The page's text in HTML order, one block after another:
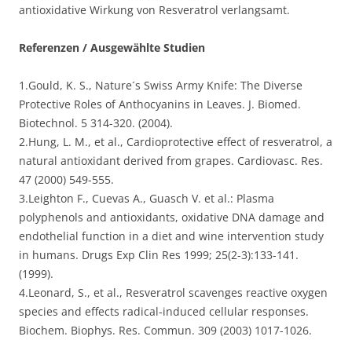
antioxidative Wirkung von Resveratrol verlangsamt.
Referenzen / Ausgewählte Studien
1.Gould, K. S., Nature´s Swiss Army Knife: The Diverse
Protective Roles of Anthocyanins in Leaves. J. Biomed.
Biotechnol. 5 314-320. (2004).
2.Hung, L. M., et al., Cardioprotective effect of resveratrol, a
natural antioxidant derived from grapes. Cardiovasc. Res.
47 (2000) 549-555.
3.Leighton F., Cuevas A., Guasch V. et al.: Plasma
polyphenols and antioxidants, oxidative DNA damage and
endothelial function in a diet and wine intervention study
in humans. Drugs Exp Clin Res 1999; 25(2-3):133-141.
(1999).
4.Leonard, S., et al., Resveratrol scavenges reactive oxygen
species and effects radical-induced cellular responses.
Biochem. Biophys. Res. Commun. 309 (2003) 1017-1026.